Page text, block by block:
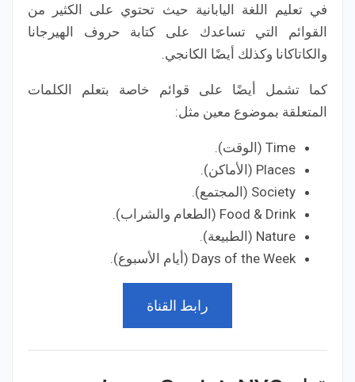
في تعليم اللغة اليابانية حيث تحتوي على الكثير من
القوائم التي تساعدك على كتابة حروف الهيرجانا
والكاتاكانا وكذلك أيضًا الكانجي.
كما تشمل أيضًا على قوائم خاصة بتعلم الكلمات
المتعلقة بموضوع معين مثل:
Time (الوقت).
Places (الأماكن).
Society (المجتمع).
Food & Drink (الطعام والشراب).
Nature (الطبيعة).
Days of the Week (أيام الأسبوع).
رابط القناة